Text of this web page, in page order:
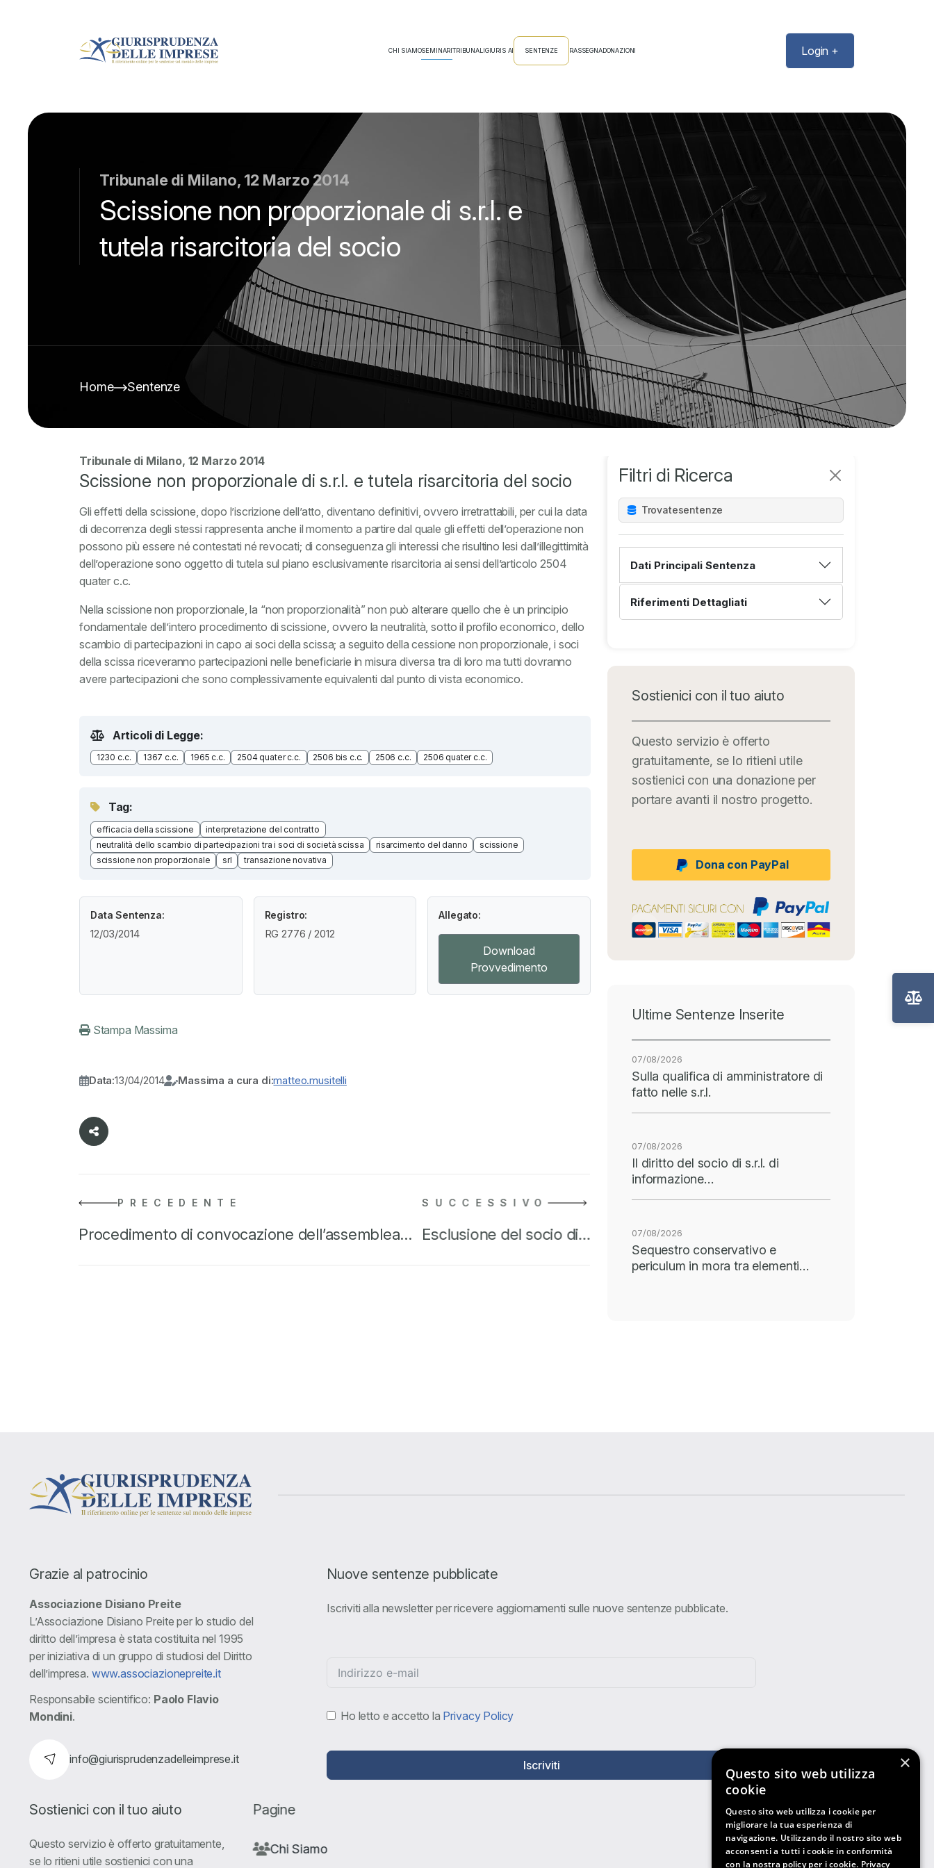
CHI SIAMOSEMINARITRIBUNALIGIURIS AI SENTENZE RASSEGNADONAZIONI Login +
Tribunale di Milano, 12 Marzo 2014
Scissione non proporzionale di s.r.l. e
tutela risarcitoria del socio
Home Sentenze
Tribunale di Milano, 12 Marzo 2014
Scissione non proporzionale di s.r.l. e tutela risarcitoria del socio
Gli effetti della scissione, dopo l’iscrizione dell’atto, diventano definitivi, ovvero irretrattabili, per cui la data
di decorrenza degli stessi rappresenta anche il momento a partire dal quale gli effetti dell’operazione non
possono più essere né contestati né revocati; di conseguenza gli interessi che risultino lesi dall’illegittimità
dell’operazione sono oggetto di tutela sul piano esclusivamente risarcitoria ai sensi dell’articolo 2504
quater c.c.
Nella scissione non proporzionale, la “non proporzionalità” non può alterare quello che è un principio
fondamentale dell’intero procedimento di scissione, ovvero la neutralità, sotto il profilo economico, dello
scambio di partecipazioni in capo ai soci della scissa; a seguito della cessione non proporzionale, i soci
della scissa riceveranno partecipazioni nelle beneficiarie in misura diversa tra di loro ma tutti dovranno
avere partecipazioni che sono complessivamente equivalenti dal punto di vista economico.
Articoli di Legge:
1230 c.c. 1367 c.c. 1965 c.c. 2504 quater c.c. 2506 bis c.c. 2506 c.c. 2506 quater c.c.
Tag:
efficacia della scissione
interpretazione del contratto
neutralità dello scambio di partecipazioni tra i soci di società scissa
risarcimento del danno
scissione
scissione non proporzionale
srl transazione novativa
Data Sentenza:
12/03/2014
Registro:
RG 2776 / 2012
Allegato:
Download
Provvedimento
Stampa Massima
Data:13/04/2014 Massima a cura di:matteo.musitelli
PRECEDENTE
Procedimento di convocazione dell’assemblea…
SUCCESSIVO
Esclusione del socio di…
Filtri di Ricerca
Trovatesentenze
Dati Principali Sentenza
Riferimenti Dettagliati
Sostienici con il tuo aiuto
Questo servizio è offerto
gratuitamente, se lo ritieni utile
sostienici con una donazione per
portare avanti il nostro progetto.
Dona con PayPal
Ultime Sentenze Inserite
07/08/2026
Sulla qualifica di amministratore di
fatto nelle s.r.l.
07/08/2026
Il diritto del socio di s.r.l. di
informazione…
07/08/2026
Sequestro conservativo e
periculum in mora tra elementi…
Grazie al patrocinio
Associazione Disiano Preite
L’Associazione Disiano Preite per lo studio del
diritto dell’impresa è stata costituita nel 1995
per iniziativa di un gruppo di studiosi del Diritto
dell’impresa. www.associazionepreite.it
Responsabile scientifico: Paolo Flavio
Mondini.
info@giurisprudenzadelleimprese.it
Nuove sentenze pubblicate
Iscriviti alla newsletter per ricevere aggiornamenti sulle nuove sentenze pubblicate.
Ho letto e accetto la Privacy Policy
Iscriviti
Sostienici con il tuo aiuto
Questo servizio è offerto gratuitamente,
se lo ritieni utile sostienici con una
Pagine
Chi Siamo
×
Questo sito web utilizza
cookie
Questo sito web utilizza i cookie per
migliorare la tua esperienza di
navigazione. Utilizzando il nostro sito web
acconsenti a tutti i cookie in conformità
con la nostra policy per i cookie. Privacy